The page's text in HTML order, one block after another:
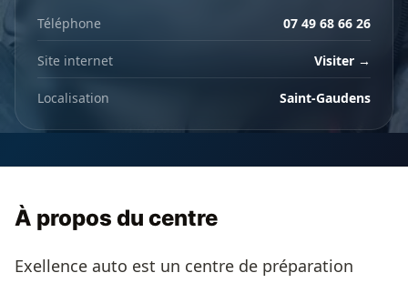
Téléphone 07 49 68 66 26
Site internet Visiter →
Localisation Saint-Gaudens
À propos du centre
Exellence auto est un centre de préparation